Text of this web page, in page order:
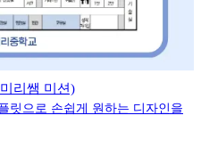
리쌤 미션)
릿으로 손쉽게 원하는 디자인을